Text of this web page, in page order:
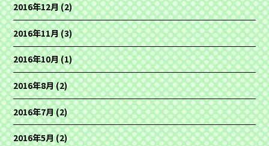
2016年12月(2)
2016年11月(3)
2016年10月(1)
2016年8月(2)
2016年7月(2)
2016年5月(2)